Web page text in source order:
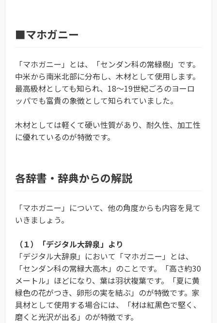
■マホガニー
「マホガニー」とは、「センダン科の常緑樹」です。
中米から南米北部に分布し、木材として使用します。
最高級材としても知られ、18〜19世紀ごろのヨーロ
ッパでも富貴の象徴として知られていました。
木材としては軽くて硬い性質があり、耐久性、加工性
に優れているのが特徴です。
各辞書・辞典からの解説
「マホガニー」について、他の角度からも内容を見て
いきましょう。
（１）「デジタル大辞泉」より
「デジタル大辞泉」において「マホガニー」とは、
「センダン科の常緑大高木」のことです。「高さ約30
メートル」ほどになり、葉は羽状複葉です。「夏に黄
緑色の花がつき、卵形の実を結ぶ」のが特徴です。家
具材として使用する場合には、「材は紅黒色で堅く、
磨くと光沢が出る」のが特徴です。